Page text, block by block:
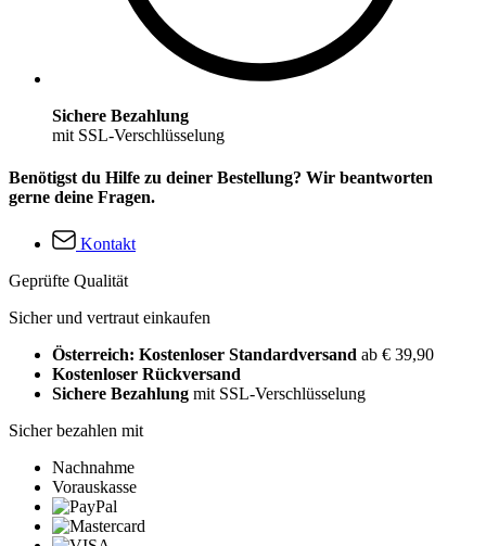
Sichere Bezahlung
mit SSL-Verschlüsselung
Benötigst du Hilfe zu deiner Bestellung? Wir beantworten
gerne deine Fragen.
Kontakt
Geprüfte Qualität
Sicher und vertraut einkaufen
Österreich: Kostenloser Standardversand ab € 39,90
Kostenloser Rückversand
Sichere Bezahlung mit SSL-Verschlüsselung
Sicher bezahlen mit
Nachnahme
Vorauskasse